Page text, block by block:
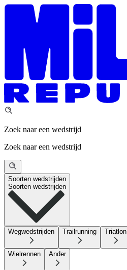
Zoek naar een wedstrijd
Zoek naar een wedstrijd
Soorten wedstrijden
Soorten wedstrijden
Wegwedstrijden Trailrunning Triatlon
Wielrennen Ander